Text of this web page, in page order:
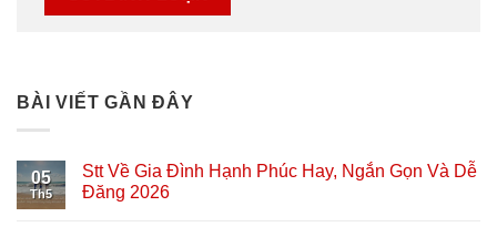
BÀI VIẾT GẦN ĐÂY
05
Th5
Stt Về Gia Đình Hạnh Phúc Hay, Ngắn Gọn Và Dễ
Đăng 2026